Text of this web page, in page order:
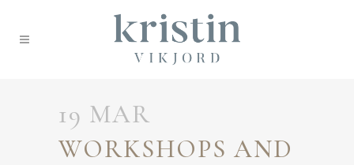
19 MAR
WORKSHOPS AND